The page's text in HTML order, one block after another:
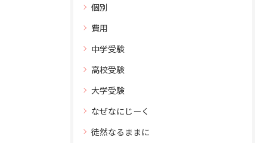
個別
費用
中学受験
高校受験
大学受験
なぜなにじーく
徒然なるままに